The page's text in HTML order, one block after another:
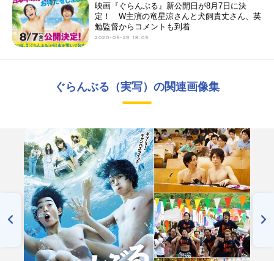
映画『ぐらんぶる』新公開日が8月7日に決
定！ W主演の竜星涼さんと犬飼貴丈さん、英
勉監督からコメントも到着
2020-05-29 18:05
ぐらんぶる（実写）の関連画像集